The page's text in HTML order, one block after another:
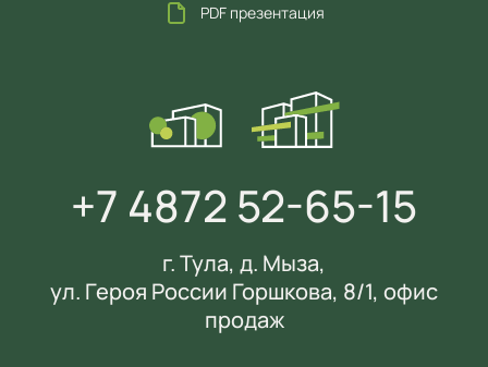
PDF презентация
+7 4872 52-65-15
г. Тула, д. Мыза,
ул. Героя России Горшкова, 8/1, офис
продаж